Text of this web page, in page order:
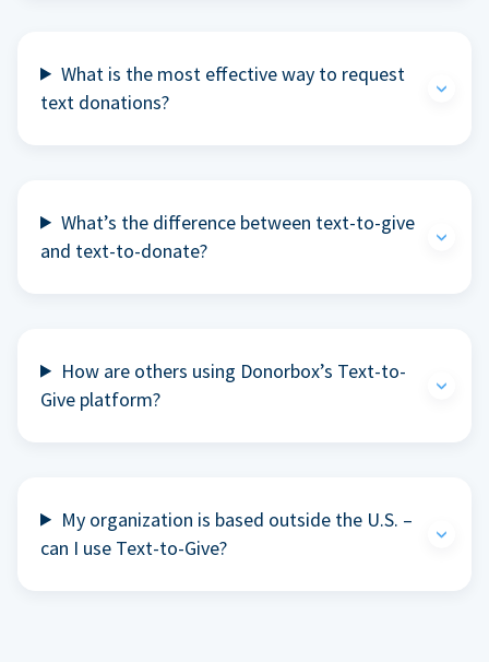
What is the most effective way to request
text donations?
What’s the difference between text-to-give
and text-to-donate?
How are others using Donorbox’s Text-to-
Give platform?
My organization is based outside the U.S. –
can I use Text-to-Give?